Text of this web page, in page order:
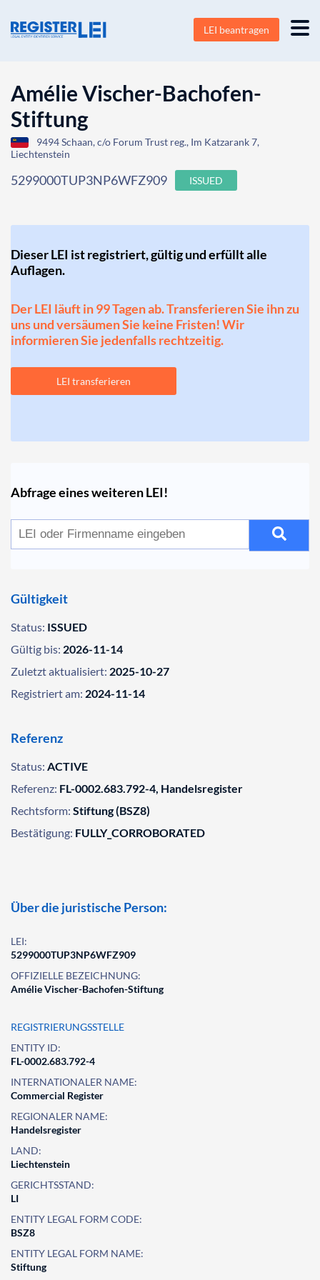
LEI beantragen
Amélie Vischer-Bachofen-
Stiftung
9494 Schaan, c/o Forum Trust reg., Im Katzarank 7,
Liechtenstein
5299000TUP3NP6WFZ909 ISSUED
Dieser LEI ist registriert, gültig und erfüllt alle
Auflagen.
Der LEI läuft in 99 Tagen ab. Transferieren Sie ihn zu
uns und versäumen Sie keine Fristen! Wir
informieren Sie jedenfalls rechtzeitig.
LEI transferieren
Abfrage eines weiteren LEI!
Gültigkeit
Status: ISSUED
Gültig bis: 2026-11-14
Zuletzt aktualisiert: 2025-10-27
Registriert am: 2024-11-14
Referenz
Status: ACTIVE
Referenz: FL-0002.683.792-4, Handelsregister
Rechtsform: Stiftung (BSZ8)
Bestätigung: FULLY_CORROBORATED
Über die juristische Person:
LEI:
5299000TUP3NP6WFZ909
OFFIZIELLE BEZEICHNUNG:
Amélie Vischer-Bachofen-Stiftung
REGISTRIERUNGSSTELLE
ENTITY ID:
FL-0002.683.792-4
INTERNATIONALER NAME:
Commercial Register
REGIONALER NAME:
Handelsregister
LAND:
Liechtenstein
GERICHTSSTAND:
LI
ENTITY LEGAL FORM CODE:
BSZ8
ENTITY LEGAL FORM NAME:
Stiftung